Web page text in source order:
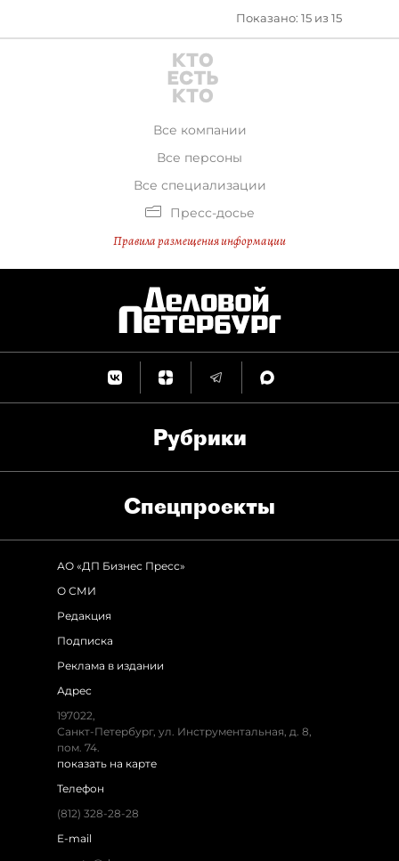
Показано: 15 из 15
Все компании
Все персоны
Все специализации
Пресс-досье
Правила размещения информации
Рубрики
Спец­проекты
АО «ДП Бизнес Пресс»
О СМИ
Редакция
Подписка
Реклама в издании
Адрес
197022,
Санкт-Петербург, ул. Инструментальная, д. 8,
пом. 74.
показать на карте
Телефон
(812) 328-28-28
E-mail